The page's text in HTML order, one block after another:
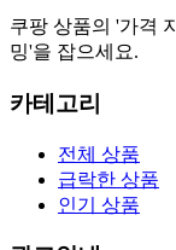
쿠팡 상품의 '가격
밍'을 잡으세요.
카테고리
전체 상품
급락한 상품
인기 상품